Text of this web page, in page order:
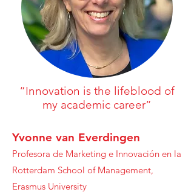
“Innovation is the lifeblood of
my academic career”
Yvonne van Everdingen
Profesora de Marketing e Innovación en la
Rotterdam School of Management,
Erasmus University